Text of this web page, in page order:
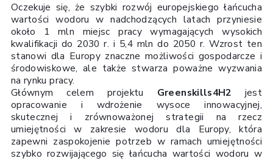
Oczekuje się, że szybki rozwój europejskiego łańcucha
wartości wodoru w nadchodzących latach przyniesie
około 1 mln miejsc pracy wymagających wysokich
kwalifikacji do 2030 r. i 5,4 mln do 2050 r. Wzrost ten
stanowi dla Europy znaczne możliwości gospodarcze i
środowiskowe, ale także stwarza poważne wyzwania
na rynku pracy.
Głównym celem projektu Greenskills4H2 jest
opracowanie i wdrożenie wysoce innowacyjnej,
skutecznej i zrównoważonej strategii na rzecz
umiejętności w zakresie wodoru dla Europy, która
zapewni zaspokojenie potrzeb w ramach umiejętności
szybko rozwijającego się łańcucha wartości wodoru w